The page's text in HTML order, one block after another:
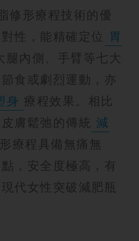
修形療程技術的優
性，能精確定位 胃
腿內側、手臂等七大
食或劇烈運動，亦
身 療程效果。相比
膚鬆弛的傳統 減
療程具備無痛無
，安全度極高，有
代女性突破減肥瓶